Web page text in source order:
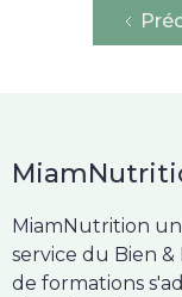
MiamNutrition
service du Bien
de formations